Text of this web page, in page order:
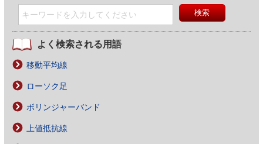
よく検索される用語
移動平均線
ローソク足
ボリンジャーバンド
上値抵抗線